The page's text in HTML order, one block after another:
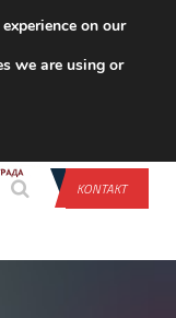
KONTAKT
on our
we are using or